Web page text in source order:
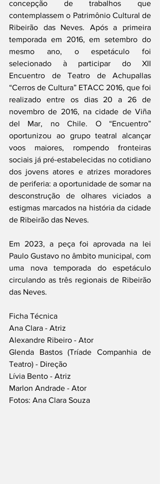
concepção de trabalhos que
contemplassem o Patrimônio Cultural de
Ribeirão das Neves. Após a primeira
temporada em 2016, em setembro do
mesmo ano, o espetáculo foi
selecionado à participar do XII
Encuentro de Teatro de Achupallas
“Cerros de Cultura” ETACC 2016, que foi
realizado entre os dias 20 a 26 de
novembro de 2016, na cidade de Viña
del Mar, no Chile. O “Encuentro”
oportunizou ao grupo teatral alcançar
voos maiores, rompendo fronteiras
sociais já pré-estabelecidas no cotidiano
dos jovens atores e atrizes moradores
de periferia: a oportunidade de somar na
desconstrução de olhares viciados a
estigmas marcados na história da cidade
de Ribeirão das Neves.
Em 2023, a peça foi aprovada na lei
Paulo Gustavo no âmbito municipal, com
uma nova temporada do espetáculo
circulando as três regionais de Ribeirão
das Neves.
Ficha Técnica
Ana Clara - Atriz
Alexandre Ribeiro - Ator
Glenda Bastos (Tríade Companhia de
Teatro) - Direção
Lívia Bento - Atriz
Marlon Andrade - Ator
Fotos: Ana Clara Souza